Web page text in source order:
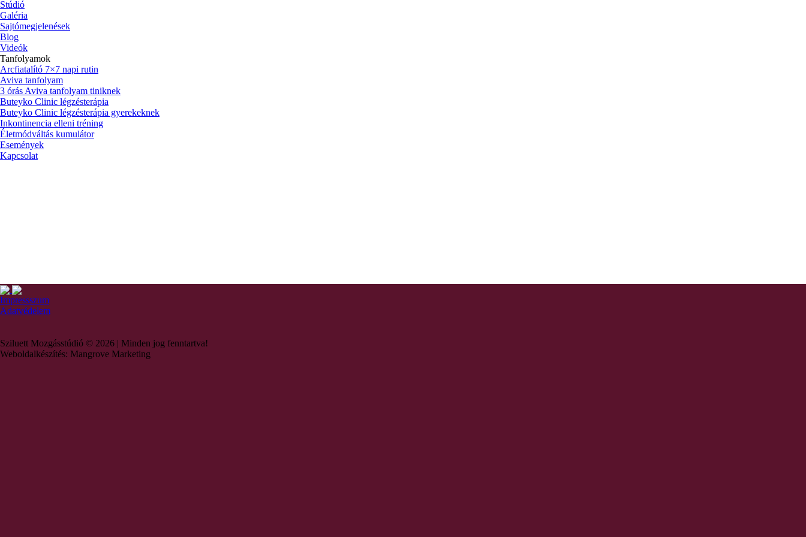
Stúdió
Galéria
Sajtómegjelenések
Blog
Videók
Tanfolyamok
Arcfiatalító 7×7 napi rutin
Aviva tanfolyam
3 órás Aviva tanfolyam tiniknek
Buteyko Clinic légzésterápia
Buteyko Clinic légzésterápia gyerekeknek
Inkontinencia elleni tréning
Életmódváltás kumulátor
Események
Kapcsolat
Impressszum
Adatvédelem
Sziluett Mozgásstúdió © 2026 | Minden jog fenntartva!
Weboldalkészítés: Mangrove Marketing